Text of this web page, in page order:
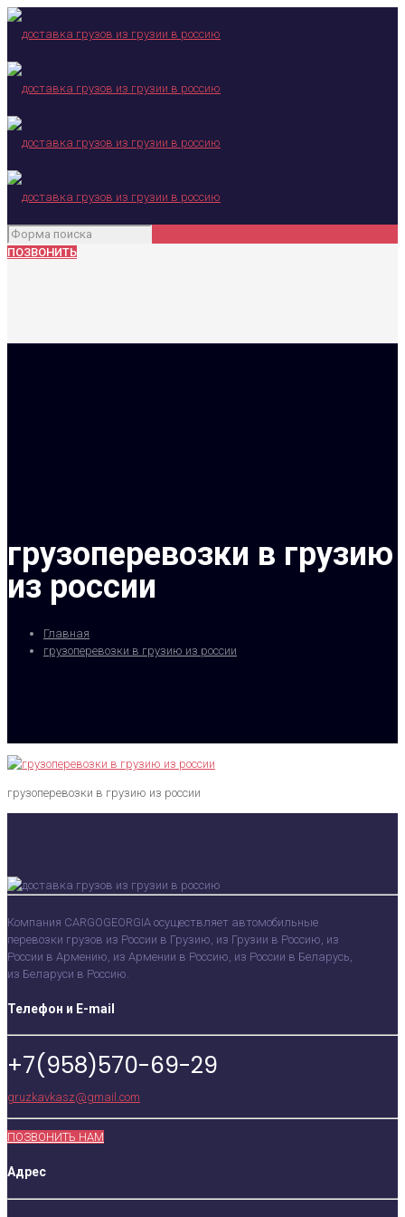
ПОЗВОНИТЬ
грузоперевозки в грузию
из россии
Главная
грузоперевозки в грузию из россии
грузоперевозки в грузию из россии
Компания CARGOGEORGIA осуществляет автомобильные
перевозки грузов из России в Грузию, из Грузии в Россию, из
России в Армению, из Армении в Россию, из России в Беларусь,
из Беларуси в Россию.
Телефон и E-mail
+7(958)570-69-29
gruzkavkasz@gmail.com
ПОЗВОНИТЬ НАМ
Адрес